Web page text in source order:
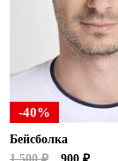
-40%
Бейсболка